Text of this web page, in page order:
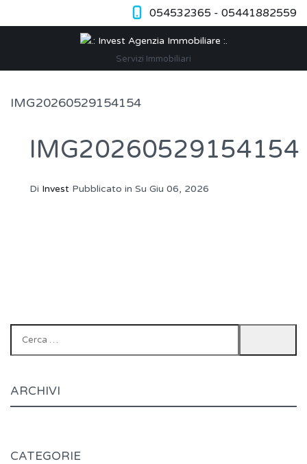
054532365 - 05441882559
Servizi Immobiliari
IMG20260529154154
IMG20260529154154
Di Invest Pubblicato in Su Giu 06, 2026
ARCHIVI
CATEGORIE